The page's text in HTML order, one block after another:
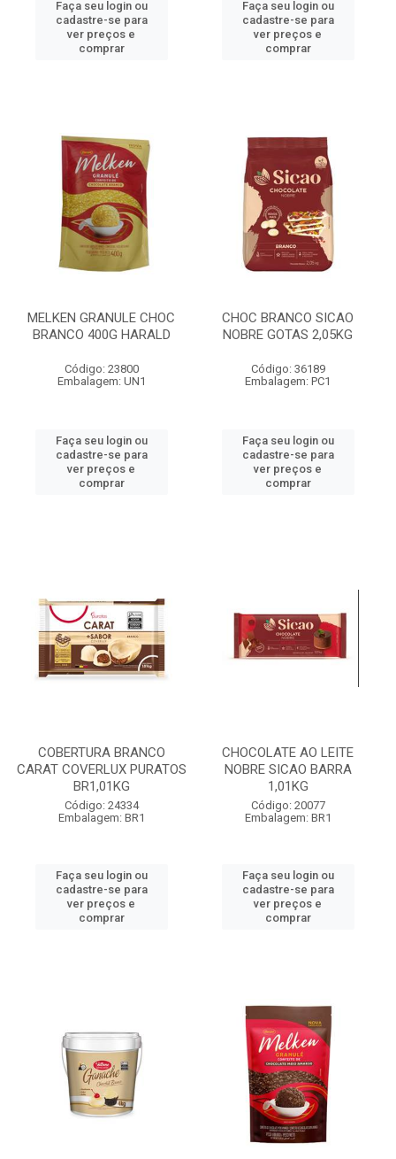
Faça seu login ou
cadastre-se para
ver preços e
comprar
Faça seu login ou
cadastre-se para
ver preços e
comprar
MELKEN GRANULE CHOC
BRANCO 400G HARALD
Código: 23800
Embalagem: UN1
Faça seu login ou
cadastre-se para
ver preços e
comprar
CHOC BRANCO SICAO
NOBRE GOTAS 2,05KG
Código: 36189
Embalagem: PC1
Faça seu login ou
cadastre-se para
ver preços e
comprar
COBERTURA BRANCO
CARAT COVERLUX PURATOS
BR1,01KG
Código: 24334
Embalagem: BR1
Faça seu login ou
cadastre-se para
ver preços e
comprar
CHOCOLATE AO LEITE
NOBRE SICAO BARRA
1,01KG
Código: 20077
Embalagem: BR1
Faça seu login ou
cadastre-se para
ver preços e
comprar